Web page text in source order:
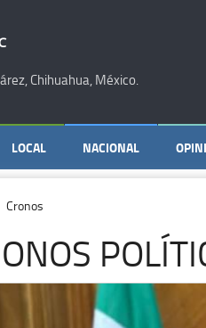
Chihuahua, México.
LOCAL NACIONAL
Cronos